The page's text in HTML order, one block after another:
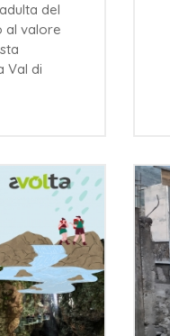
del
al valore
Val di